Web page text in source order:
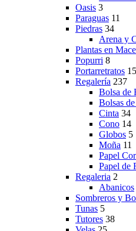
Oasis 3
Paraguas 11
Piedras 34
Arena y
Plantas en
Popurri 8
Portarretratos 15
Regalería 237
Bolsa de
Bolsas
Cinta 34
Cono 14
Globos 5
Moña 11
Papel
Papel de
Regaleria 2
Abanicos
Sombreros y
Tunas 5
Tutores 38